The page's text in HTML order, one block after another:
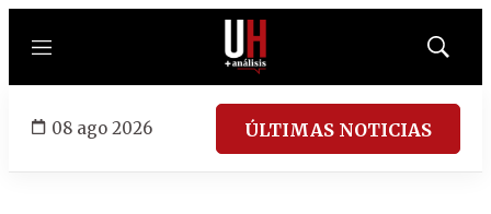
Menú
Mostrar
08 ago 2026 ÚLTIMAS NOTICIAS